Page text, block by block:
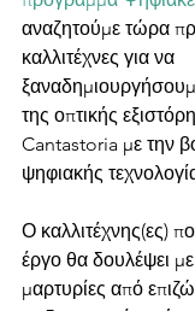
αναζητούμε τώρα
καλλιτέχνες για να
της οπτικής
Cantastoria με την
ψηφιακής
Ο καλλιτέχνης(ες)
έργο θα δουλέψει
μαρτυρίες από